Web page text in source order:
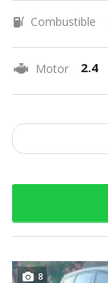
Combustible
Motor 2.4
8